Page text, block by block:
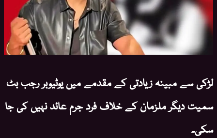
لڑکی سے مبینہ زیادتی کے مقدمے میں یوٹیوبر رجب بٹ
سمیت دیگر ملزمان کے خلاف فرد جرم عائد نہیں کی جا
سکی۔